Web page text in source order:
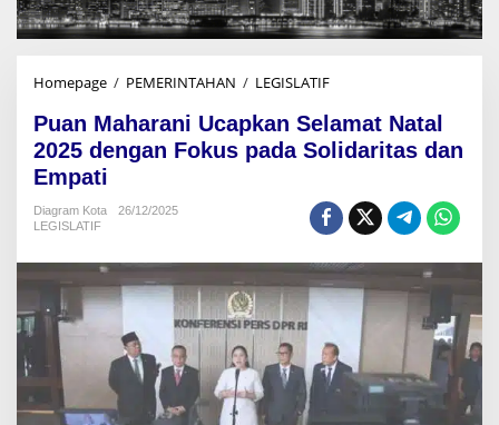
Homepage / PEMERINTAHAN / LEGISLATIF
a
n
h
a
a
n
c
a
Puan Maharani Ucapkan Selamat Natal
2025 dengan Fokus pada Solidaritas dan
Empati
Diagram Kota
26/12/2025
LEGISLATIF